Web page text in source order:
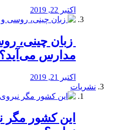
اکتبر 22, 2019
زبان چینی،
مدارس می‌آید؟
اکتبر 21, 2019
نشریات
این کشور مگر